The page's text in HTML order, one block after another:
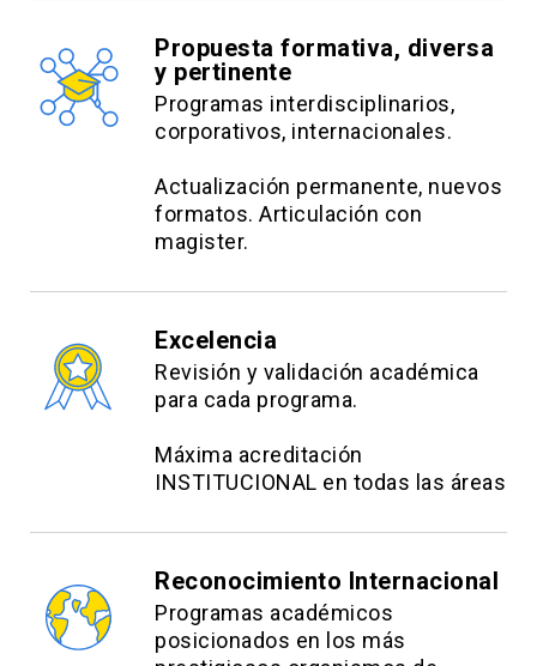
Estimación 2SLS, tests de
instrumentos débiles y sobre
identificación, interpretación de LATE.
Regresión discontinua – diseño sharp y
fuzzy
Implementación de RD con umbral de
comparación de resultados.
Taller integrador de métodos cuasi-
experimentales
Selección del método adecuado
(matching/DiD/IV/RD) y discusión de
diagnósticos y robustez.
Propuesta formativa, diversa
y pertinente
Programas interdisciplinarios,
corporativos, internacionales.
Actualización permanente, nuevos
formatos. Articulación con
magister.
Excelencia
Revisión y validación académica
para cada programa.
Máxima acreditación
INSTITUCIONAL en todas las áreas
Reconocimiento Internacional
Programas académicos
posicionados en los más